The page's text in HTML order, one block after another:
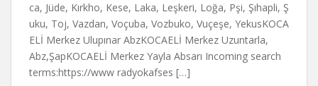
ca, Jüde, Kırkho, Kese, Laka, Leşkeri, Loğa, Pşi, Şıhapli, Ş
uku, Toj, Vazdan, Voçuba, Vozbuko, Vuçeşe, YekusKOCA
ELİ Merkez Ulupınar AbzKOCAELİ Merkez Uzuntarla,
Abz,ŞapKOCAELİ Merkez Yayla Absarı Incoming search
terms:https://www radyokafses […]